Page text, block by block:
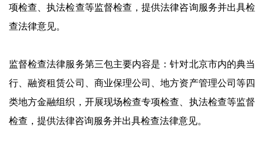
项检查、执法检查等监督检查，提供法律咨询服务并出具检
查法律意见。
监督检查法律服务第三包主要内容是：针对北京市内的典当
行、融资租赁公司、商业保理公司、地方资产管理公司等四
类地方金融组织，开展现场检查专项检查、执法检查等监督
检查，提供法律咨询服务并出具检查法律意见。